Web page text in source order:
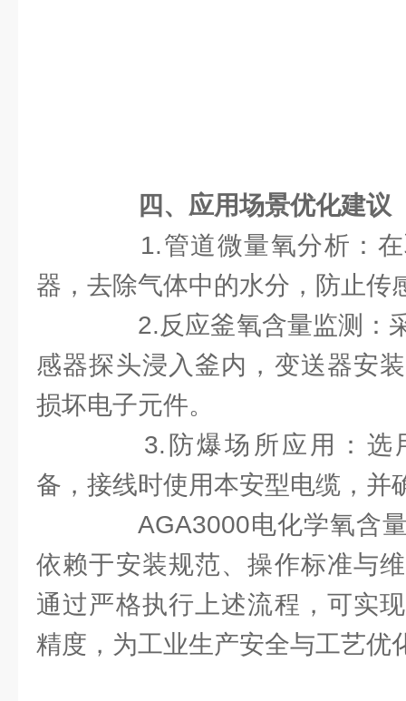
四、应用场景优化建议
1.管道微量氧分析：在
器，去除气体中的水分，防止传
2.反应釜氧含量监测：
感器探头浸入釜内，变送器安
损坏电子元件。
3.防爆场所应用：选
备，接线时使用本安型电缆，并
AGA3000电化学氧含量
依赖于安装规范、操作标准与
通过严格执行上述流程，可实
精度，为工业生产安全与工艺优